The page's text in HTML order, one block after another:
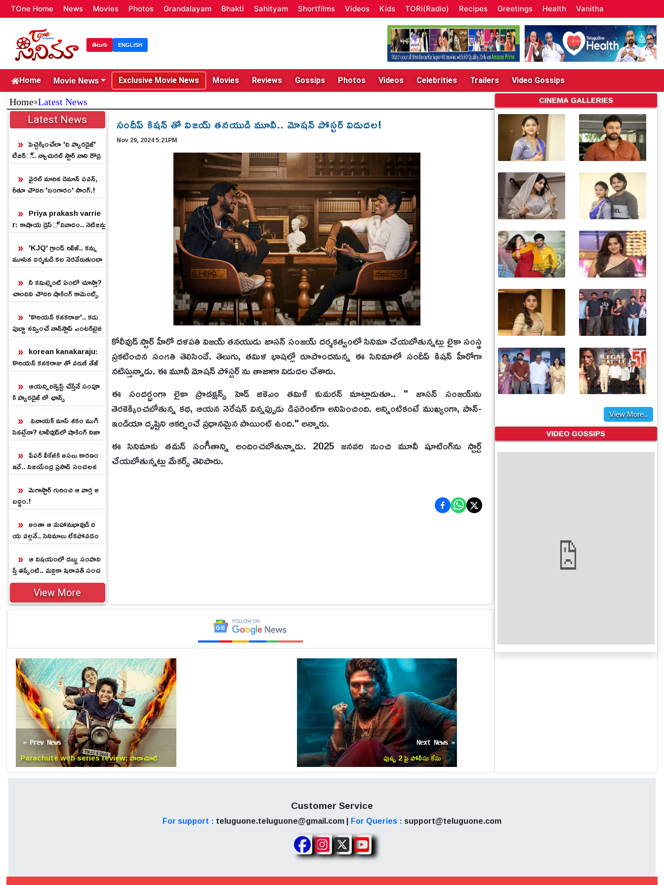
TOne Home News Movies Photos Grandalayam Bhakti Sahityam Shortfilms Videos Kids TORi(Radio) Recipes Greetings Health Vanitha
తెలుగు ENGLISH
Home Movie News Exclusive Movie News Movies Reviews Gossips Photos Videos Celebrities Trailers Video Gossips
Home»Latest News
Latest News
పిచ్చెక్కించేలా 'ది ప్యారడైజ్'
టీజర్.. న్యాచురల్ స్టార్ నాని రౌద్ర
వైరల్ మారిన డెమాన్ పవన్,
రీతూ చౌదరి 'బంగారం' సాంగ్.!
Priya prakash varrie
r: కాషాయ డ్రెస్ వివాదం.. నెటిజన్లు
'KJQ' గ్రాండ్ రిలీజ్.. కన్ను
మూసిన దర్శకుడి కల నెరవేరుతుందా
నీ కమిట్మెంట్ ఏంటో చూస్తా?
చాందిని చౌదరి షాకింగ్ కామెంట్స్
'కొరియన్ కనకరాజు'.. కడు
పుబ్బా నవ్వించే నాన్‌స్టాప్ ఎంటర్‌టైన
korean kanakaraju:
కొరియన్ కనకరాజు తో వరుణ్ తేజ్
ఇలా! ఆయన్నిరిక్వెస్ట్ చేస్తేనే సంపూ
కి ప్యారడైజ్ లో ఛాన్స్
వినాయక్ మాస్ శకం ముగి
సినట్లేనా? టాలీవుడ్‌లో షాకింగ్ నిజా
పేపర్ లీకేజీకి అసలు కారణం
ఇదే.. విజయేంద్ర ప్రసాద్ సంచలన
మెగాస్టార్ గురించి ఆ వార్త అ
బద్ధం.!
అంతా ఆ మహానుభావుడి ద
య వల్లనే.. సినిమాలు లేకపోవడం
ఆ విషయంలో డబ్బు సంపాది
స్తే తప్పేంటి.. మల్లికా షెరావత్ సంచ
లన వ్యాఖ్యలు
View More
సందీప్ కిష‌న్ తో విజయ్ తనయుడి మూవీ.. మోష‌న్ పోస్ట‌ర్ విడుద‌ల‌!
Nov 29, 2024 5:21PM
కోలీవుడ్ స్టార్ హీరో ద‌ళ‌ప‌తి విజ‌య్ త‌న‌యుడు జాస‌న్ సంజ‌య్ ద‌ర్శ‌క‌త్వంలో సినిమా చేయ‌బోతున్న‌ట్లు లైకా సంస్థ
ప్ర‌క‌టించిన సంగ‌తి తెలిసిందే. తెలుగు, తమిళ భాషల్లో రూపొందనున్న ఈ సినిమాలో సందీప్ కిష‌న్ హీరోగా
నటిస్తున్నాడు. ఈ మూవీ మోషన్ పోస్టర్ ను తాజాగా విడుదల చేశారు.
ఈ సంద‌ర్భంగా లైకా ప్రొడ‌క్ష‌న్స్ హెడ్ జికెఎం త‌మిళ్ కుమ‌ర‌న్ మాట్లాడుతూ.. " జాసన్ సంజయ్‌ను
తెర‌కెక్కించబోతున్న క‌థ, ఆయ‌న నెరేష‌న్ విన్న‌ప్పుడు డిఫ‌రెంట్‌గా అనిపించింది. అన్నింటికంటే ముఖ్యంగా, పాన్-
ఇండియా దృష్టిని ఆకర్షించే ప్ర‌ధాన‌మైన పాయింట్‌ ఉంది." అన్నారు.
ఈ సినిమాకు తమన్ సంగీతాన్ని అందించబోతున్నాడు. 2025 జ‌న‌వ‌రి నుంచి మూవీ షూటింగ్‌ను స్టార్ట్
చేయ‌బోతున్నట్లు మేకర్స్ తెలిపారు.
« Prev News
Parachute web series review: పారాచూట్
వెబ్ సిరీస్ రివ్యూ
Next News »
పుష్ప 2 పై పోలీసు కేసు
CINEMA GALLERIES
View More..
VIDEO GOSSIPS
Customer Service
For support : teluguone.teluguone@gmail.com | For Queries : support@teluguone.com